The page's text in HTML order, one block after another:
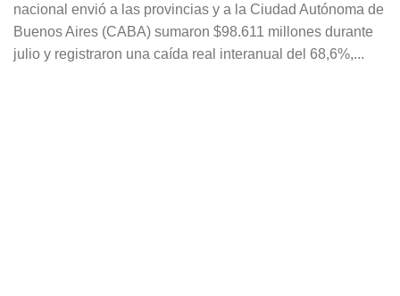
nacional envió a las provincias y a la Ciudad Autónoma de
Buenos Aires (CABA) sumaron $98.611 millones durante
julio y registraron una caída real interanual del 68,6%,...